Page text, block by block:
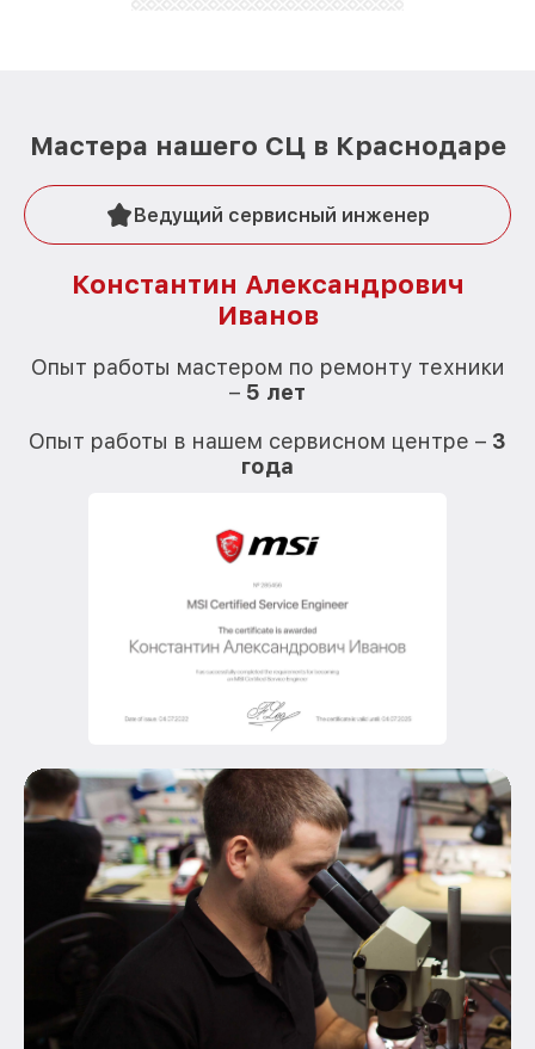
Мастера нашего СЦ в Краснодаре
Ведущий сервисный инженер
Константин Александрович
Иванов
Опыт работы мастером по ремонту техники
– 5 лет
Опыт работы в нашем сервисном центре – 3
года